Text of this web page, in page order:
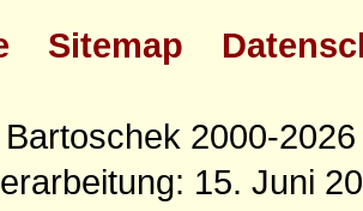
Sitemap
2000-2026
15. Juni